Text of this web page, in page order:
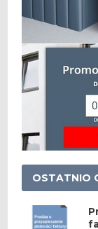
OSTATNIO